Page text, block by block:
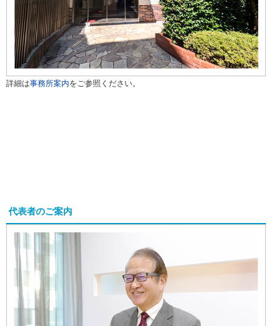
詳細は事務所案内をご参照ください。
代表者のご案内